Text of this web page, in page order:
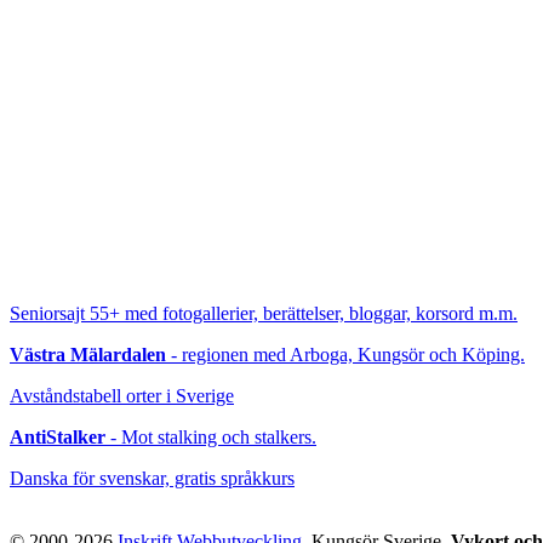
Seniorsajt 55+ med fotogallerier, berättelser, bloggar, korsord m.m.
Västra Mälardalen - regionen med Arboga, Kungsör och Köping.
Avståndstabell orter i Sverige
AntiStalker - Mot stalking och stalkers.
Danska för svenskar, gratis språkkurs